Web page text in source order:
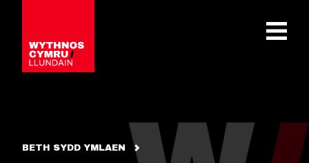
OPEN
BETH SYDD YMLAEN